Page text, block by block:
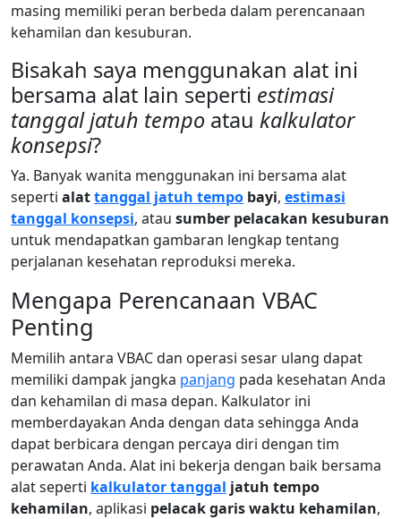
masing memiliki peran berbeda dalam perencanaan
kehamilan dan kesuburan.
Bisakah saya menggunakan alat ini
bersama alat lain seperti estimasi
tanggal jatuh tempo atau kalkulator
konsepsi?
Ya. Banyak wanita menggunakan ini bersama alat
seperti alattanggal jatuh tempo bayi, estimasi
tanggal konsepsi, atau sumber pelacakan kesuburan
untuk mendapatkan gambaran lengkap tentang
perjalanan kesehatan reproduksi mereka.
Mengapa Perencanaan VBAC
Penting
Memilih antara VBAC dan operasi sesar ulang dapat
memiliki dampak jangka panjang pada kesehatan Anda
dan kehamilan di masa depan. Kalkulator ini
memberdayakan Anda dengan data sehingga Anda
dapat berbicara dengan percaya diri dengan tim
perawatan Anda. Alat ini bekerja dengan baik bersama
alat seperti kalkulator tanggal jatuh tempo
kehamilan, aplikasi pelacak garis waktu kehamilan,